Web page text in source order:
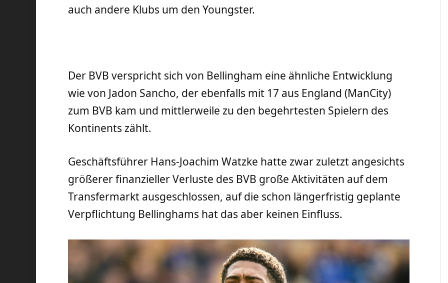
auch andere Klubs um den Youngster.
Der BVB verspricht sich von Bellingham eine ähnliche Entwicklung
wie von Jadon Sancho, der ebenfalls mit 17 aus England (ManCity)
zum BVB kam und mittlerweile zu den begehrtesten Spielern des
Kontinents zählt.
Geschäftsführer Hans-Joachim Watzke hatte zwar zuletzt angesichts
größerer finanzieller Verluste des BVB große Aktivitäten auf dem
Transfermarkt ausgeschlossen, auf die schon längerfristig geplante
Verpflichtung Bellinghams hat das aber keinen Einfluss.